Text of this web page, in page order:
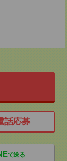
話応募
で送る